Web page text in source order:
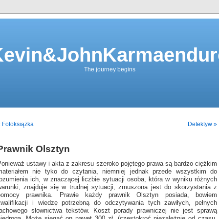
The journey begins
Fotoksiążka Detektyw »
Olsztyn
ustawy i akta z zakresu szeroko pojętego prawa są bardzo ciężkim
nie tyko do czytania, niemniej jednak przede wszystkim do
ich, w znaczącej liczbie sytuacji osoba, która w wyniku różnych
znajduje się w trudnej sytuacji, zmuszona jest do skorzystania z
prawnika. Prawie każdy prawnik Olsztyn posiada, bowiem
i wiedzę potrzebną do odczytywania tych zawiłych, pełnych
słownictwa tekstów. Koszt porady prawniczej nie jest sprawą